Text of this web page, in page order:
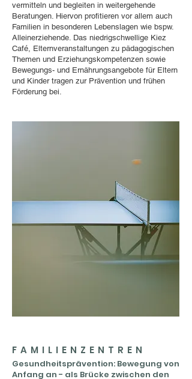
vermitteln und begleiten in weitergehende
Beratungen. Hiervon profitieren vor allem auch
Familien in besonderen Lebenslagen wie bspw.
Alleinerziehende. Das niedrigschwellige Kiez
Café, Elternveranstaltungen zu pädagogischen
Themen und Erziehungskompetenzen sowie
Bewegungs- und Ernährungsangebote für Eltern
und Kinder tragen zur Prävention und frühen
Förderung bei.
FAMILIENZENTREN
Gesundheitsprävention: Bewegung von
Anfang an - als Brücke zwischen den